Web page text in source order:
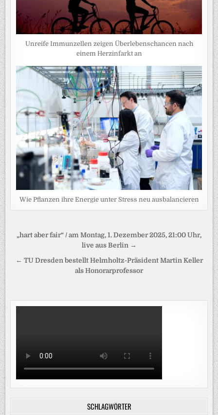
Unreife Immunzellen zeigen Überlebenschancen nach
einem Herzinfarkt an
Wie Pflanzen ihre Energie unter Stress neu ausbalancieren
Beitragsnavigation
„hart aber fair“ / am Montag, 1. Dezember 2025, 21:00 Uhr,
live aus Berlin →
← TU Dresden bestellt Helmholtz-Präsident Martin Keller
als Honorarprofessor
SCHLAGWÖRTER